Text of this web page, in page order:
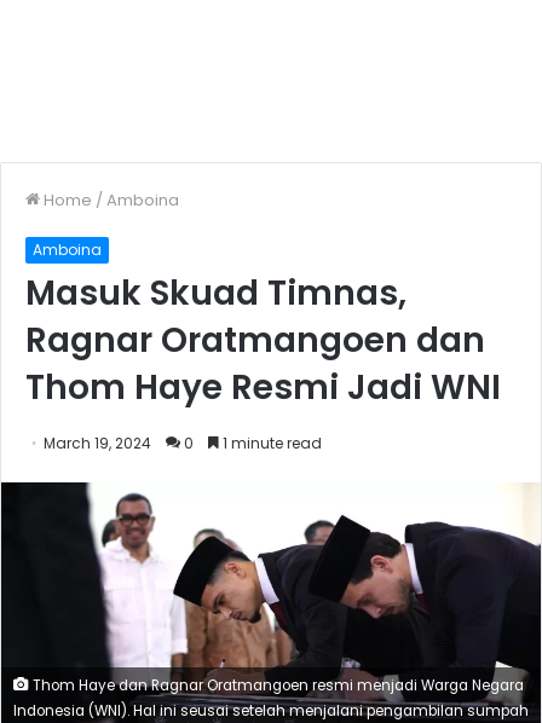
Home /Amboina
Amboina
Masuk Skuad Timnas,
Ragnar Oratmangoen dan
Thom Haye Resmi Jadi WNI
March 19, 2024 0 1 minute read
Thom Haye dan Ragnar Oratmangoen resmi menjadi Warga Negara
Indonesia (WNI). Hal ini seusai setelah menjalani pengambilan sumpah